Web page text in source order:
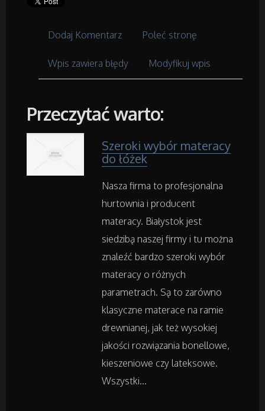
Dla Dzieci
Meble
Wyposażenie Wnętrz
Wyposażenie Łazienki
Sport
Elektronika, RTV, AGD
Art. Dla Zwierząt
Ogród, Rośliny
Chemia
Dodaj Komentarz Poleć stronę
Wpis zawiera błędy Modyfikuj wpis
Przeczytać warto:
Szeroki wybór materacy
do łóżek
Nasza firma to profesjonalna
hurtownia i producent
materacy. Białystok jest
siedzibą naszej firmy i tu można
znaleźć bardzo szeroki wybór
materacy o różnych
parametrach. Są to zarówno
klasyczne materace na ramie
drewnianej, jak też wysokiej
jakości rozwiązania bonellowe,
kieszeniowe czy lateksowe.
Wszystki...